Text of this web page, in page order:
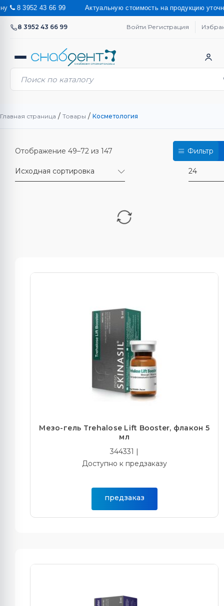
стоимость на продукцию уточняйте у наших менеджеров
8 3952 43 66 99 Войти/Регистрация
Главная страница / Товары / Косметология
Отображение 49–72 из 147 Фильтр
Исходная сортировка 24
Мезо-гель Trehalose Lift Booster, флакон 5
мл
344331 |
Доступно к предзаказу
предзаказ